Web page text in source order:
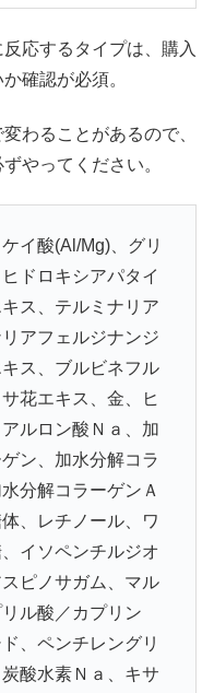
応するタイプは、購入
確認が必須。
わることがあるので、
やってください。
イ酸(Al/Mg)、グリ
ドロキシアパタイ
ス、テルミナリア
アフェルジナンジ
ス、ブルビネフル
花エキス、金、ヒ
ルロン酸Ｎａ、加
ン、加水分解コラ
分解コラーゲンＡ
、レチノール、ワ
イソペンチルジオ
ピノサガム、マル
ル酸／カプリン
、ペンチレングリ
酸水素Ｎａ、キサ